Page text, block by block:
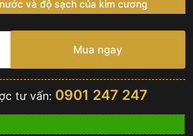
và độ sạch của kim cương
Mua ngay
tư vấn: 0901 247 247